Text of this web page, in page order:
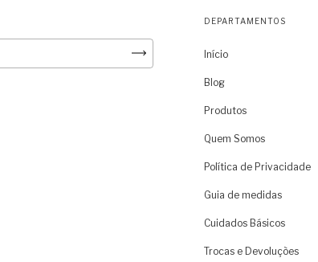
DEPARTAMENTOS
Início
Blog
Produtos
Quem Somos
Política de Privacidade
Guia de medidas
Cuidados Básicos
Trocas e Devoluções